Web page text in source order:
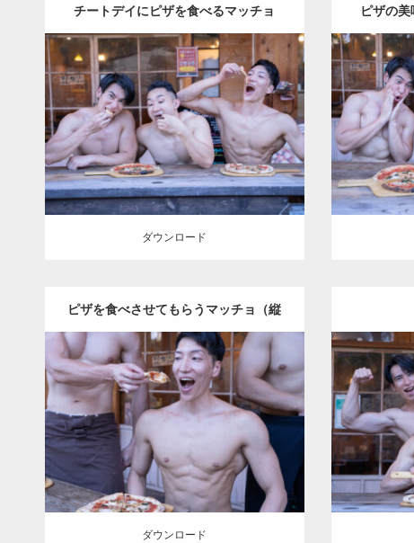
チートデイにピザを食べるマッチョ
Update: 2024.06.20
Category:ピザ屋のマッチョ（方南町）
kaichanAKIHITO(細マッチョ)
SOSUKE 外資系筋肉 方南町（東京）
ダウンロード
ダウンロード
ピザの
Category:
SOSUKE
ダウンロ
ピザを食べさせてもらうマッチョ（縦
型写真）
Update:2024.06.7
Category:ピザ屋のマッチョ（方南町）
kaichan
SOSUKE 外資系筋肉
AKIHITO(細マッチョ)
腹筋 方南町（東
ダウンロード
ダウンロード
Category:
SOSUKE
ダウンロ